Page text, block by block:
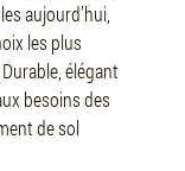
aujourd’hui,
les plus
élégant
besoins des
de sol